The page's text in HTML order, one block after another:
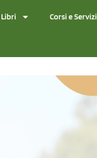
Libri Corsi e Servizi